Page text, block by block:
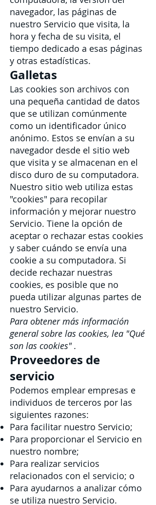
navegador, las páginas de
nuestro Servicio que visita, la
hora y fecha de su visita, el
tiempo dedicado a esas páginas
y otras estadísticas.
Galletas
Las cookies son archivos con
una pequeña cantidad de datos
que se utilizan comúnmente
como un identificador único
anónimo. Estos se envían a su
navegador desde el sitio web
que visita y se almacenan en el
disco duro de su computadora.
Nuestro sitio web utiliza estas
"cookies" para recopilar
información y mejorar nuestro
Servicio. Tiene la opción de
aceptar o rechazar estas cookies
y saber cuándo se envía una
cookie a su computadora. Si
decide rechazar nuestras
cookies, es posible que no
pueda utilizar algunas partes de
nuestro Servicio.
Para obtener más información
general sobre las cookies, lea "Qué
son las cookies".
Proveedores de
servicio
Podemos emplear empresas e
individuos de terceros por las
siguientes razones:
Para facilitar nuestro Servicio;
Para proporcionar el Servicio en
nuestro nombre;
Para realizar servicios
relacionados con el servicio; o
Para ayudarnos a analizar cómo
se utiliza nuestro Servicio.